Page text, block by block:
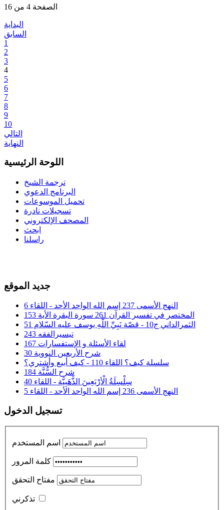
الصفحة 4 من 16
البداية
السابق
1
2
3
4
5
6
7
8
9
10
التالي
النهاية
اللوحة الرئيسية
ترجمة الشيخ
البرنامج الدعوي
تحميل الموسوعات
تسجيلات نادرة
المصحف الإلكتروني
ابحث
راسلنا
جديد الموقع
النهج الأسمى 237 إسم الله الواحد الأحد - اللقاء 6
المختصر في تفسير القرآن 261 سورة البقرة الأية 153
الثمرالداني ج10 - قصّة نَبِيِّ اللَّهِ يوسف عليه السّلام 51
تيسيرالفقه 243
لقاء الأسئلة و الإستفسارات 167
شرح الأربعين النووية 30
سلسلة كيف؟ اللقاء 110 - كيف أبيع وأشتري؟
شرح السُّنَّة 184
سِلْسِلَةُ الْأرْبَعِينَ الذَّهَبِيَّة - اللقاء 40
النهج الأسمى 236 إسم الله الواحد الأحد - اللقاء 5
تسجيل الدخول
اسم المستخدم
كلمة المرور
مفتاح التحقق
تذكرني